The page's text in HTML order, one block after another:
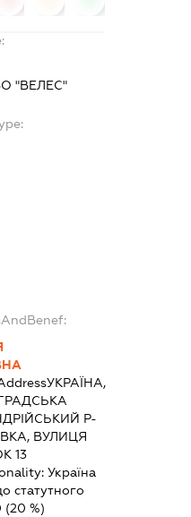
"ВЕЛЕС"
УКРАЇНА,
Р-
ВУЛИЦЯ
13
Україна
статутного
(20 %)